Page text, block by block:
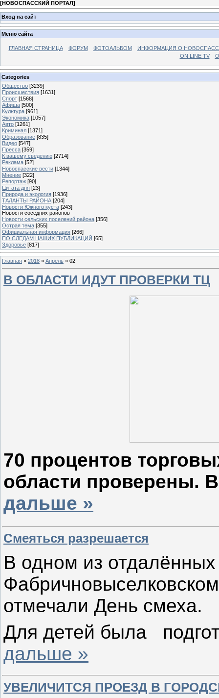
[НОВОСПАССКИЙ ПОРТАЛ]
Вход на сайт
Меню сайта
ГЛАВНАЯ СТРАНИЦА ФОРУМ ФОТОАЛЬБОМ
ИНФОРМАЦИЯ О
ON LINE TV
Categories
Общество [3239]
Происшествия [1631]
Спорт [1568]
Афиша [500]
Культура [961]
Экономика [1057]
Авто [1261]
Криминал [1371]
Образование [835]
Видео [547]
Пресса [359]
К вашему сведению [2714]
Реклама [52]
Новоспасские вести [1344]
Мнение [322]
Репортаж [90]
Цитата дня [23]
Природа и экология [1936]
ТАЛАНТЫ РАЙОНА [204]
Новости Южного куста [243]
Новости соседних районов
Новости сельских поселений района [356]
Острая тема [355]
Официальная информация [266]
ПО СЛЕДАМ НАШИХ ПУБЛИКАЦИЙ [65]
Здоровье [817]
Главная » 2018 » Апрель » 02
В ОБЛАСТИ ИДУТ ПРОВЕРКИ ТЦ
70 процентов
области проверены.
дальше »
Смеяться разрешается
В одном из
отмечали День смеха.
Для детей была
дальше »
УВЕЛИЧИТСЯ ПРОЕЗД В